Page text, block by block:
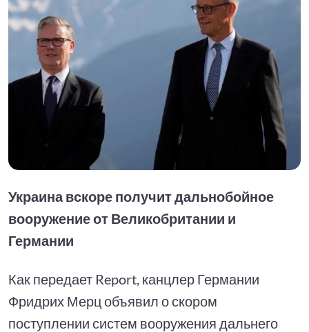
Украина вскоре получит дальнобойное
вооружение от Великобритании и
Германии
Как передает Report, канцлер Германии
Фридрих Мерц объявил о скором
поступлении систем вооружения дальнего